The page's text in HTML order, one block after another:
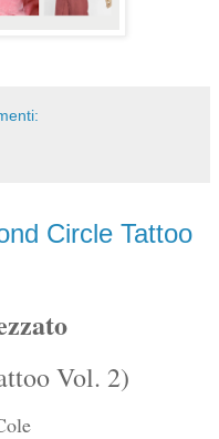
Circle Tattoo
Vol. 2)